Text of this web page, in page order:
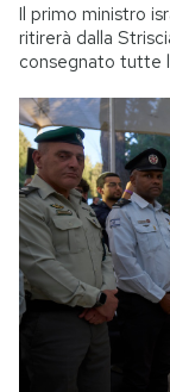
Il primo ministro
ritirerà dalla
consegnato tutte